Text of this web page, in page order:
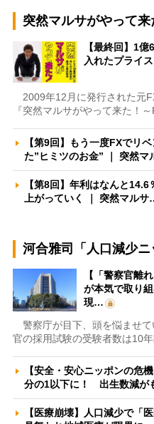
突然マルサがやって来
【最終回】1
入れたプライ
2009年12月に発行された元
『突然マルサがやって来た！
【第9回】もう一度FXでリ
た”ヒミツのお金” ｜ 突然
【第8回】年利はなんと
上がっていく ｜ 突然マル
河合雅司「人口減少ニ
【「警察官離
が本気で取り
現…
警察庁が目下、頭を悩ませ
官の採用試験の受験者数は10
【安全・安心ニッポンの危
分の1以下に！ 出生数減が
【医療崩壊】人口減少で「